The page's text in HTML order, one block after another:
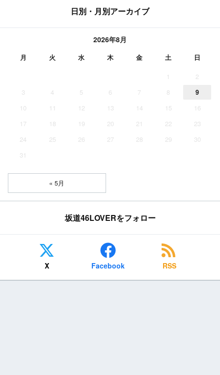
日別・月別アーカイブ
2026年8月
月 火 水 木 金 土 日
1
2
3
4 5 6 7 8
9
10
11 12 13 14 15
16
17
18 19 20 21 22
23
24
25 26 27 28 29
30
31
« 5月
坂道46LOVERをフォロー
X Facebook RSS